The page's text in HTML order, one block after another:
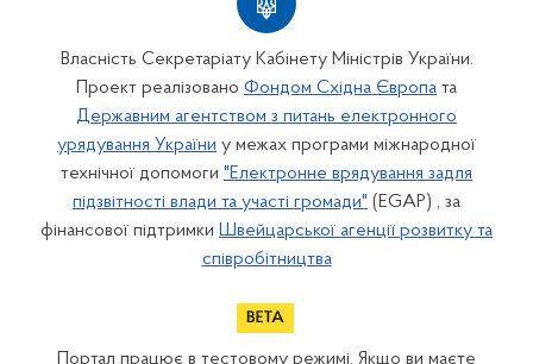
Власність Секретаріату Кабінету Міністрів України.
Проект реалізовано Фондом Східна Європа та
Державним агентством з питань електронного
урядування України у межах програми міжнародної
технічної допомоги "Електронне врядування задля
підзвітності влади та участі громади" (EGAP) , за
фінансової підтримки Швейцарської агенції розвитку та
співробітництва
Портал працює в тестовому режимі. Якщо ви маєте